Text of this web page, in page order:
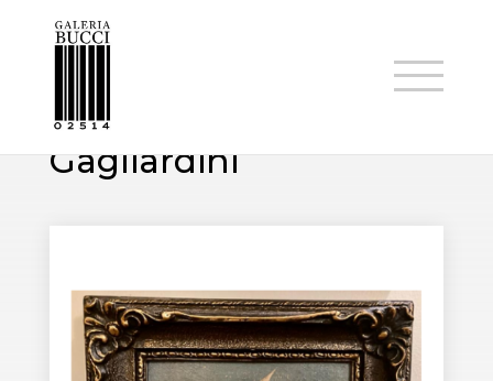
ARTISTAS
Julien-Gustave
Gagliardini